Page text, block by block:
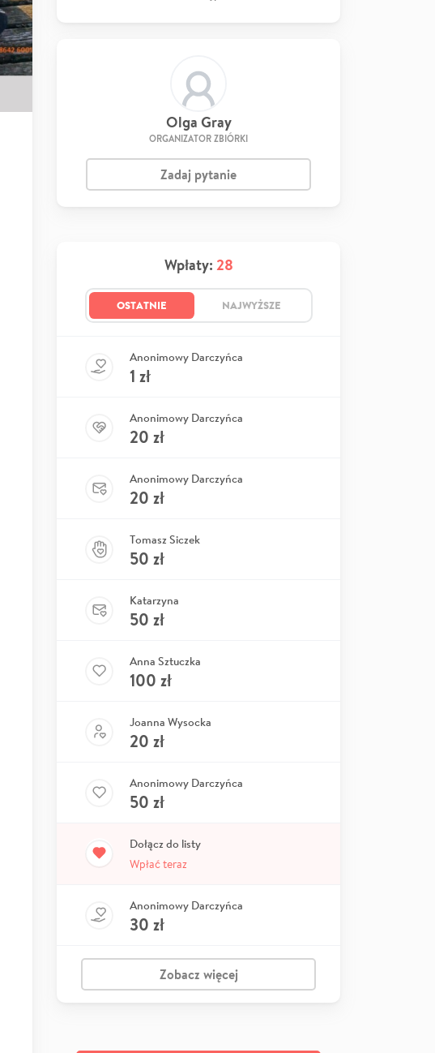
Olga Gray
ORGANIZATOR ZBIÓRKI
Zadaj pytanie
Wpłaty: 28
OSTATNIE NAJWYŻSZE
Anonimowy Darczyńca
1 zł
Anonimowy Darczyńca
20 zł
Anonimowy Darczyńca
20 zł
Tomasz Siczek
50 zł
Katarzyna
50 zł
Anna Sztuczka
100 zł
Joanna Wysocka
20 zł
Anonimowy Darczyńca
50 zł
Dołącz do listy
Wpłać teraz
Anonimowy Darczyńca
30 zł
Zobacz więcej